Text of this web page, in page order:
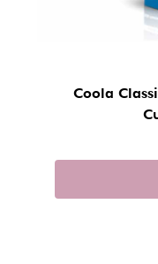
Coola